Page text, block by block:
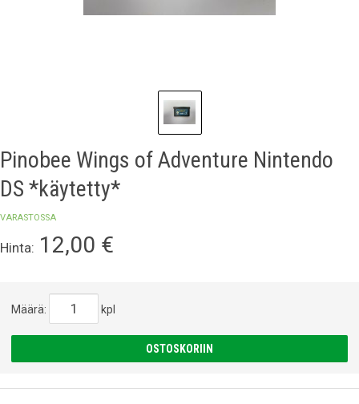
Pinobee Wings of Adventure Nintendo
DS *käytetty*
VARASTOSSA
Hinta: 12,00 €
Määrä: kpl
OSTOSKORIIN